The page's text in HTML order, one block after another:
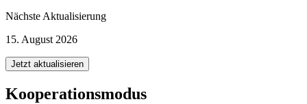
Nächste Aktualisierung
15. August 2026
Jetzt aktualisieren
Kooperationsmodus